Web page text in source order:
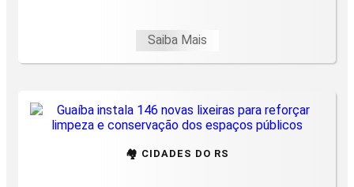
Saiba Mais
🏘️ CIDADES DO RS